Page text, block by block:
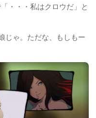
・・・私はクロウだ」と
じゃ。ただな、もしもー